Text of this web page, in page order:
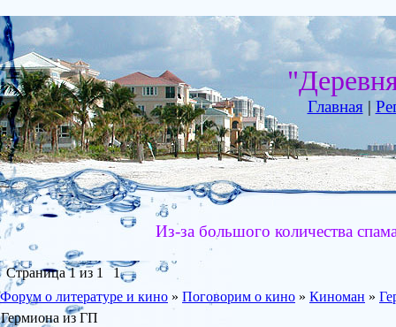
Главная|
Из-за большого количества
Страница1из 1
1
Форум о литературе и кино » Поговорим о кино » Киноман »
Гермиона из ГП